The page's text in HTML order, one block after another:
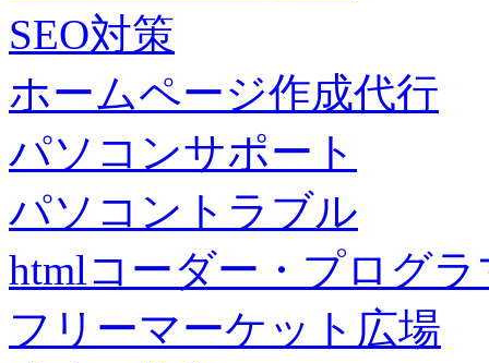
SEO対策
ホームページ作成代行
パソコンサポート
パソコントラブル
htmlコーダー・プログラ
フリーマーケット広場